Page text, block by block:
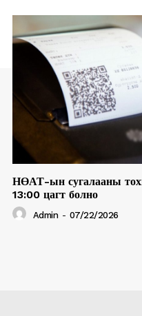
НӨАТ-ын сугалааны
13:00 цагт болно
Admin - 07/22/2026